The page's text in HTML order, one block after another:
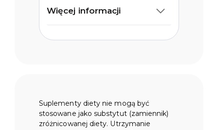
Więcej informacji
Suplementy diety nie mogą być
stosowane jako substytut (zamiennik)
zróżnicowanej diety. Utrzymanie